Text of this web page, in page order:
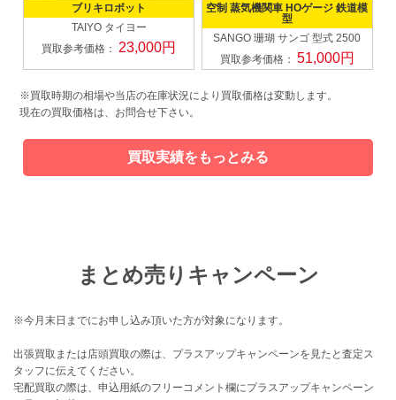
ブリキロボット
TAIYO タイヨー
買取参考価格：23,000円
空制 蒸気機関車 HOゲージ 鉄道模
型
SANGO 珊瑚 サンゴ 型式 2500
買取参考価格： 51,000円
※買取時期の相場や当店の在庫状況により買取価格は変動します。
現在の買取価格は、お問合せ下さい。
買取実績をもっとみる
まとめ売りキャンペーン
※今月末日までにお申し込み頂いた方が対象になります。
出張買取または店頭買取の際は、プラスアップキャンペーンを見たと査定ス
タッフに伝えてください。
宅配買取の際は、申込用紙のフリーコメント欄にプラスアップキャンペーン